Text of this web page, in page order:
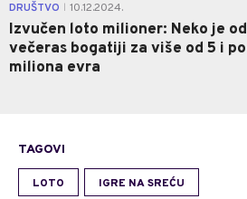
DRUŠTVO 10.12.2024.
Izvučen loto milioner: Neko je od
večeras bogatiji za više od 5 i po
miliona evra
TAGOVI
LOTO IGRE NA SREĆU